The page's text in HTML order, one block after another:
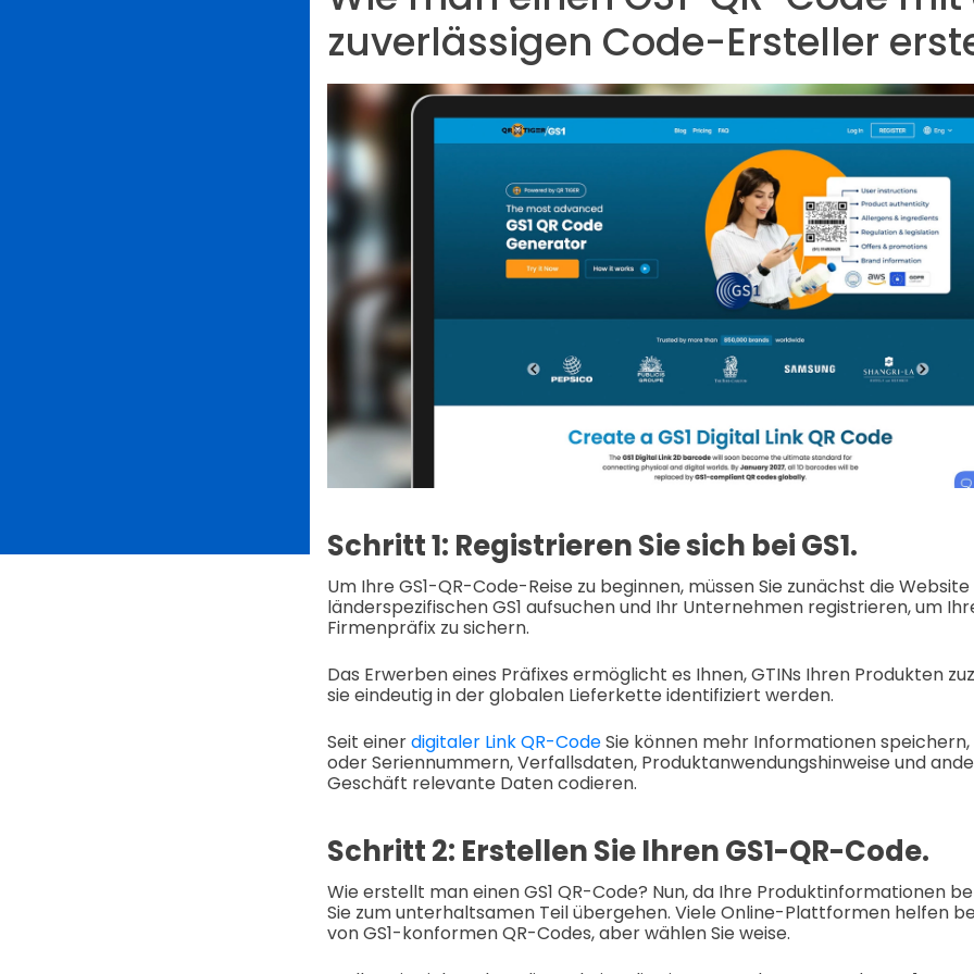
zuverlässigen Code-Ersteller
Schritt 1: Registrieren Sie sich bei GS1.
Um Ihre GS1-QR-Code-Reise zu beginnen, müssen Sie zunächst die
länderspezifischen GS1 aufsuchen und Ihr Unternehmen registrieren, um
Firmenpräfix zu sichern.
Das Erwerben eines Präfixes ermöglicht es Ihnen, GTINs Ihren Produkten
sie eindeutig in der globalen Lieferkette identifiziert werden.
Seit einerdigitaler Link QR-CodeSie können mehr Informationen
oder Seriennummern, Verfallsdaten, Produktanwendungshinweise und
Geschäft relevante Daten codieren.
Schritt 2: Erstellen Sie Ihren GS1-QR-Code.
Wie erstellt man einen GS1 QR-Code? Nun, da Ihre Produktinformationen
Sie zum unterhaltsamen Teil übergehen. Viele Online-Plattformen helfen
von GS1-konformen QR-Codes, aber wählen Sie weise.